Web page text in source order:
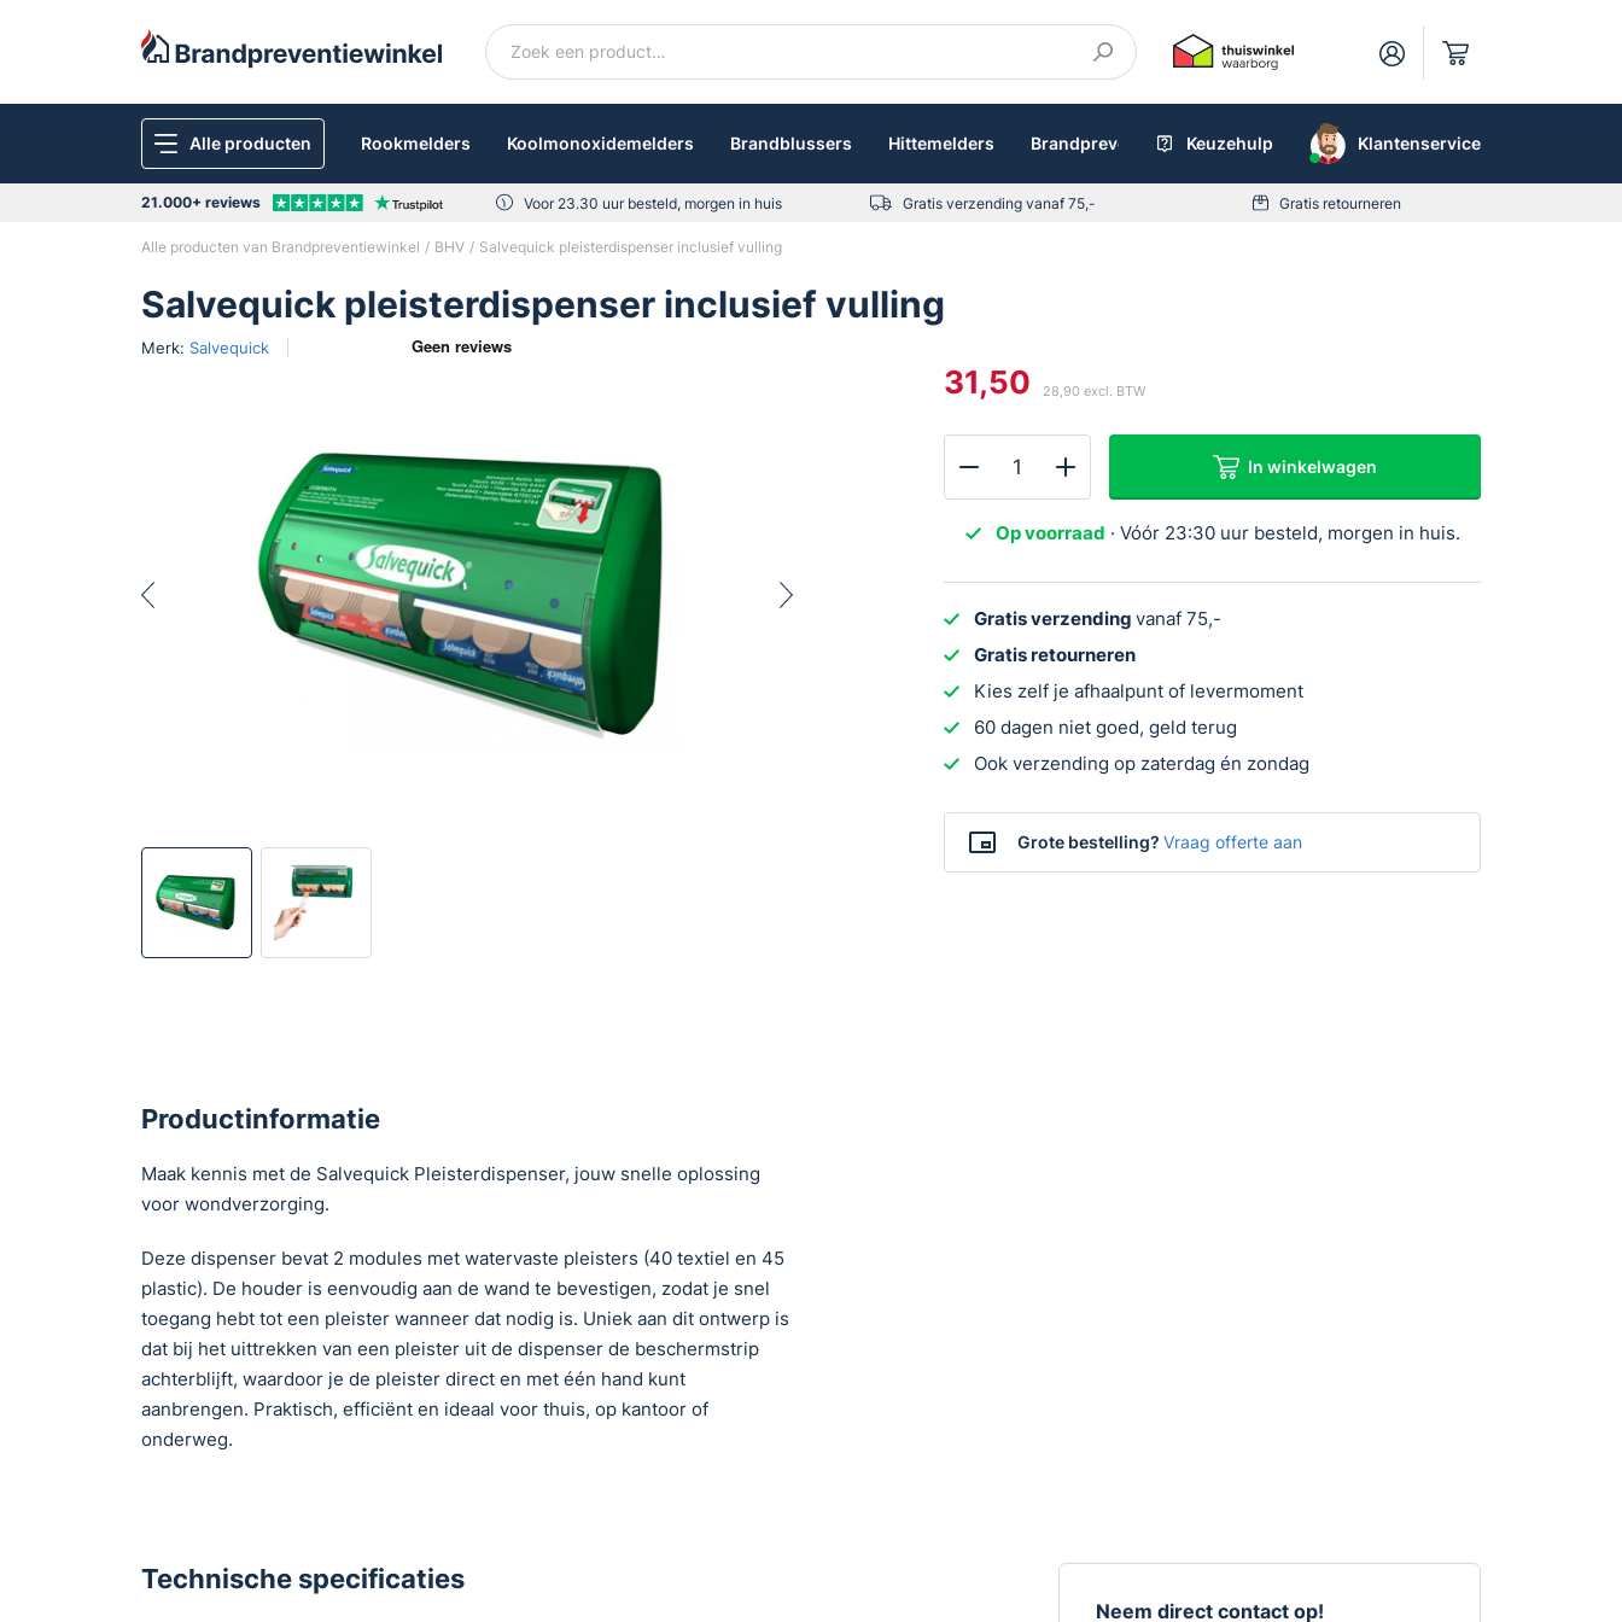
Alle producten Rookmelders Koolmonoxidemelders Brandblussers Hittemelders Brandpreventieboxen AED
Keuzehulp Klantenservice
21.000+ reviews Voor 23.30 uur besteld, morgen in huis Gratis verzending vanaf 75,- Gratis retourneren
Alle producten van Brandpreventiewinkel BHV Salvequick pleisterdispenser inclusief vulling
Salvequick pleisterdispenser inclusief vulling
Merk: Salvequick
31,50 28,90 excl. BTW
Salvequick
inclusief
In winkelwagen
Op voorraad · Vóór 23:30 uur besteld, morgen in huis.
Gratis verzending vanaf 75,-
Gratis retourneren
Kies zelf je afhaalpunt of levermoment
60 dagen niet goed, geld terug
Ook verzending op zaterdag én zondag
Grote bestelling? Vraag offerte aan
Productinformatie
Maak kennis met de Salvequick Pleisterdispenser, jouw snelle oplossing
voor wondverzorging.
Deze dispenser bevat 2 modules met watervaste pleisters (40 textiel en 45
plastic). De houder is eenvoudig aan de wand te bevestigen, zodat je snel
toegang hebt tot een pleister wanneer dat nodig is. Uniek aan dit ontwerp is
dat bij het uittrekken van een pleister uit de dispenser de beschermstrip
achterblijft, waardoor je de pleister direct en met één hand kunt
aanbrengen. Praktisch, efficiënt en ideaal voor thuis, op kantoor of
onderweg.
Technische specificaties
Neem direct contact op!